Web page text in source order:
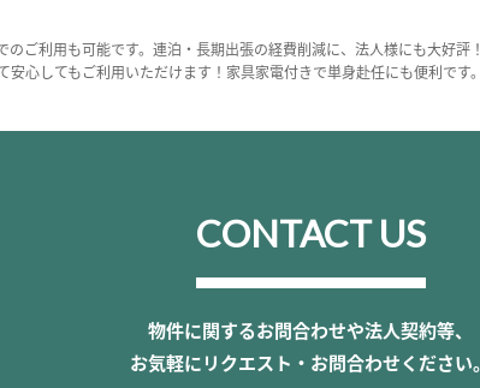
ご利用も可能です。連泊・長期出張の経費削減に、法人様にも大好評！
心してもご利用いただけます！家具家電付きで単身赴任にも便利です。
CONTACT US
物件に関するお問合わせや法人契約等、
お気軽にリクエスト・お問合わせください。